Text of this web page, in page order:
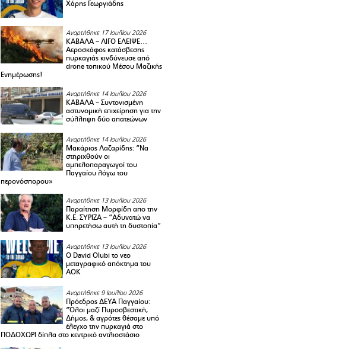
Χάρης Γεωργιάδης
Αναρτήθηκε 17 Ιουλίου 2026
ΚΑΒΑΛΑ – ΛΙΓΟ ΕΛΕΙΨΕ…
Αεροσκάφος κατάσβεσης
πυρκαγιάς κινδύνευσε από
drone τοπικού Μέσου Μαζικής
Ενημέρωσης!
Αναρτήθηκε 14 Ιουλίου 2026
ΚΑΒΑΛΑ – Συντονισμένη
αστυνομική επιχείρηση για την
σύλληψη δύο απατεώνων
Αναρτήθηκε 14 Ιουλίου 2026
Μακάριος Λαζαρίδης: “Να
στηριχθούν οι
αμπελοπαραγωγοί του
Παγγαίου λόγω του
περονόσπορου»
Αναρτήθηκε 13 Ιουλίου 2026
Παραίτηση Μορφίδη απο την
Κ.Ε. ΣΥΡΙΖΑ – “Αδυνατώ να
υπηρετήσω αυτή τη δυστοπία”
Αναρτήθηκε 13 Ιουλίου 2026
Ο David Olubi το νεο
μεταγραφικό απόκτημα του
ΑΟΚ
Αναρτήθηκε 9 Ιουλίου 2026
Πρόεδρος ΔΕΥΑ Παγγαίου:
“Όλοι μαζί Πυροσβεστική,
Δήμος, & αγρότες θέσαμε υπό
έλεγχο την πυρκαγιά στο
ΠΟΔΟΧΩΡΙ δίπλα στο κεντρικό αντλιοστάσιο